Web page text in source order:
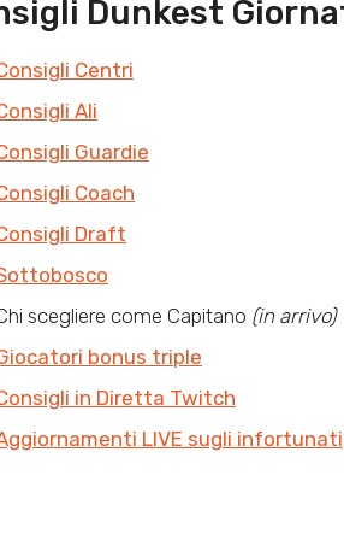
Dunkest
Centri
Ali
Guardie
Coach
Draft
scegliere come Capitano (in arrivo)
bonus triple
in Diretta Twitch
LIVE sugli infortunati